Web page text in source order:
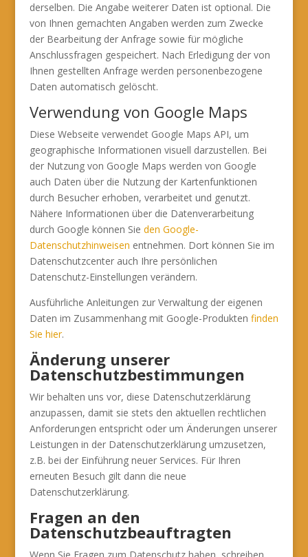
derselben. Die Angabe weiterer Daten ist optional. Die
von Ihnen gemachten Angaben werden zum Zwecke
der Bearbeitung der Anfrage sowie für mögliche
Anschlussfragen gespeichert. Nach Erledigung der von
Ihnen gestellten Anfrage werden personenbezogene
Daten automatisch gelöscht.
Verwendung von Google Maps
Diese Webseite verwendet Google Maps API, um
geographische Informationen visuell darzustellen. Bei
der Nutzung von Google Maps werden von Google
auch Daten über die Nutzung der Kartenfunktionen
durch Besucher erhoben, verarbeitet und genutzt.
Nähere Informationen über die Datenverarbeitung
durch Google können Sie den Google-
Datenschutzhinweisen entnehmen. Dort können Sie im
Datenschutzcenter auch Ihre persönlichen
Datenschutz-Einstellungen verändern.
Ausführliche Anleitungen zur Verwaltung der eigenen
Daten im Zusammenhang mit Google-Produkten finden
Sie hier.
Änderung unserer
Datenschutzbestimmungen
Wir behalten uns vor, diese Datenschutzerklärung
anzupassen, damit sie stets den aktuellen rechtlichen
Anforderungen entspricht oder um Änderungen unserer
Leistungen in der Datenschutzerklärung umzusetzen,
z.B. bei der Einführung neuer Services. Für Ihren
erneuten Besuch gilt dann die neue
Datenschutzerklärung.
Fragen an den
Datenschutzbeauftragten